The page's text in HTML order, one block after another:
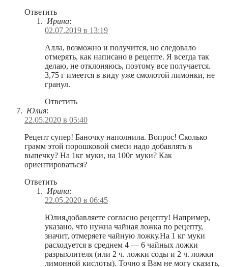
Ответить
Ирина:
02.07.2019 в 13:19
Алла, возможно и получится, но следовало
отмерять, как написано в рецепте. Я всегда так
делаю, не отклоняюсь, поэтому все получается.
3,75 г имеется в виду уже смолотой лимонки, не
гранул.
Ответить
Юлия:
22.05.2020 в 05:40
Рецепт супер! Баночку наполнила. Вопрос! Сколько
грамм этой порошковой смеси надо добавлять в
выпечку? На 1кг муки, на 100г муки? Как
ориентироваться?
Ответить
Ирина:
22.05.2020 в 06:45
Юлия,добавляете согласно рецепту! Например,
указано, что нужна чайная ложка по рецепту,
значит, отмеряете чайную ложку.На 1 кг муки
расходуется в среднем 4 — 6 чайных ложки
разрыхлителя (или 2 ч. ложки соды и 2 ч. ложки
лимонной кислоты). Точно я Вам не могу сказать,